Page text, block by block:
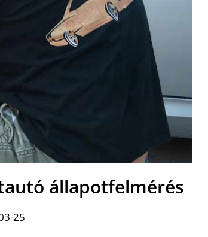
állapotfelmérés
25